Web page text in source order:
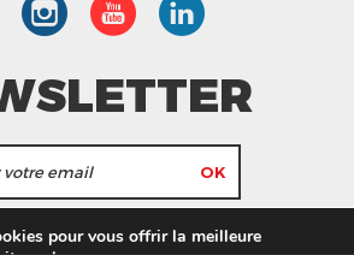
recevoir les actualités et les
pour vous offrir la meilleure